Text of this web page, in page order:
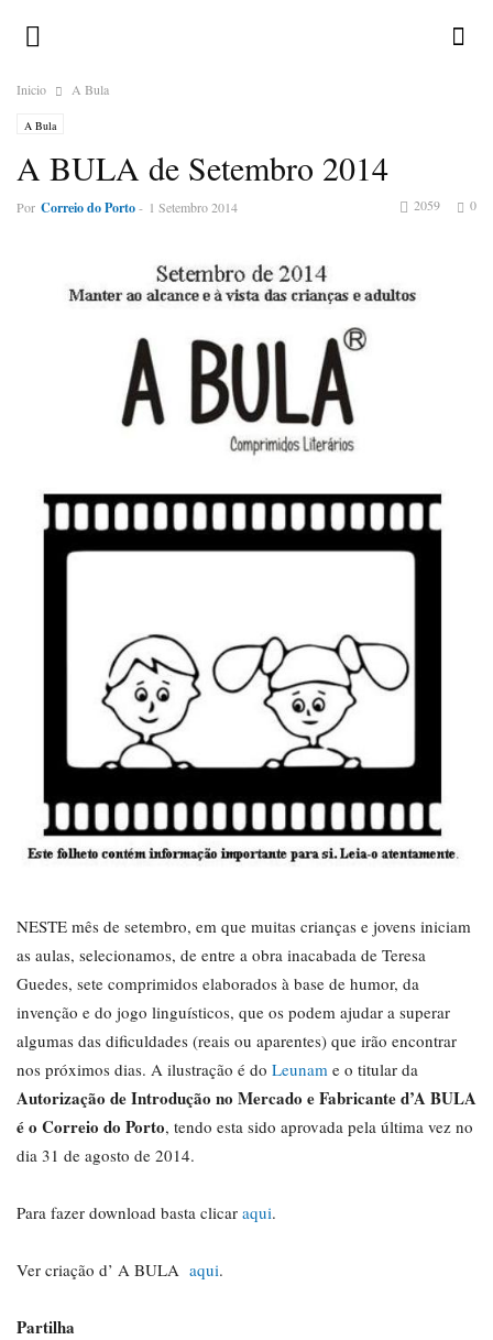
Inicio A Bula
A Bula
A BULA de Setembro 2014
Por Correio do Porto- 1 Setembro 2014 0
2059
NESTE mês de setembro, em que muitas crianças e jovens iniciam
as aulas, selecionamos, de entre a obra inacabada de Teresa
Guedes, sete comprimidos elaborados à base de humor, da
invenção e do jogo linguísticos, que os podem ajudar a superar
algumas das dificuldades (reais ou aparentes) que irão encontrar
nos próximos dias. A ilustração é do Leunam e o titular da
Autorização de Introdução no Mercado e Fabricante d’A BULA
é o Correio do Porto, tendo esta sido aprovada pela última vez no
dia 31 de agosto de 2014.
Para fazer download basta clicar aqui.
Ver criação d’ A BULA aqui.
Partilha